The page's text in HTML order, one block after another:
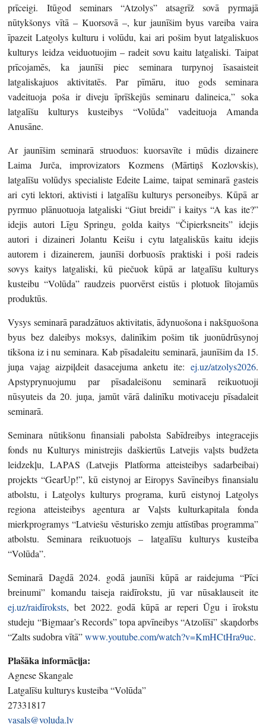
prīceigi. Itūgod seminars “Atzolys” atsagrīž sovā pyrmajā
nūtykšonys vītā – Kuorsovā –, kur jaunīšim byus vareiba vaira
īpazeit Latgolys kulturu i volūdu, kai ari pošim byut latgaliskuos
kulturys leidza veiduotuojim – radeit sovu kaitu latgaliski. Taipat
prīcojamēs, ka jaunīši piec seminara turpynoj īsasaisteit
latgaliskajuos aktivitatēs. Par pīmāru, ituo gods seminara
vadeituoja poša ir diveju īprīškejūs seminaru dalineica,” soka
latgalīšu kulturys kusteibys “Volūda” vadeituoja Amanda
Anusāne.
Ar jaunīšim seminarā struoduos: kuorsavīte i mūdis dizainere
Laima Jurča, improvizators Kozmens (Mārtiņš Kozlovskis),
latgalīšu volūdys specialiste Edeite Laime, taipat seminarā gasteis
ari cyti lektori, aktivisti i latgalīšu kulturys personeibys. Kūpā ar
pyrmuo plānuotuoja latgaliski “Giut breidi” i kaitys “A kas ite?”
idejis autori Līgu Springu, golda kaitys “Čipierksneits” idejis
autori i dizaineri Jolantu Keišu i cytu latgaliskūs kaitu idejis
autorem i dizainerem, jaunīši dorbuosīs praktiski i poši radeis
sovys kaitys latgaliski, kū piečuok kūpā ar latgalīšu kulturys
kusteibu “Volūda” raudzeis puorvērst eistūs i plotuok lītojamūs
produktūs.
Vysys seminarā paradzātuos aktivitatis, ādynuošona i nakšņuošona
byus bez daleibys moksys, dalinīkim pošim tik juonūdrūsynoj
tikšona iz i nu seminara. Kab pīsadaleitu seminarā, jaunīšim da 15.
juņa vajag aizpiļdeit dasacejuma anketu ite: ej.uz/atzolys2026.
Apstyprynuojumu par pīsadaleišonu seminarā reikuotuoji
nūsyuteis da 20. juņa, jamūt vārā dalinīku motivaceju pīsadaleit
seminarā.
Seminara nūtikšonu finansiali pabolsta Sabīdreibys integracejis
fonds nu Kulturys ministrejis daškiertūs Latvejis vaļsts budžeta
leidzekļu, LAPAS (Latvejis Platforma atteisteibys sadarbeibai)
projekts “GearUp!”, kū eistynoj ar Eiropys Savīneibys finansialu
atbolstu, i Latgolys kulturys programa, kurū eistynoj Latgolys
regiona atteisteibys agentura ar Vaļsts kulturkapitala fonda
mierkprogramys “Latviešu vēsturisko zemju attīstības programma”
atbolstu. Seminara reikuotuojs – latgalīšu kulturys kusteiba
“Volūda”.
Seminarā Dagdā 2024. godā jaunīši kūpā ar raidejuma “Pīci
breinumi” komandu taiseja raidīrokstu, jū var nūsaklauseit ite
ej.uz/raidīroksts, bet 2022. godā kūpā ar reperi Ūgu i īrokstu
studeju “Bigmaar’s Records” topa apvīneibys “Atzolīši” skaņdorbs
“Zalts sudobra vītā”www.youtube.com/watch?v=KmHCtHra9uc.
Plašāka informācija:
Agnese Skangale
Latgalīšu kulturys kusteiba “Volūda”
27331817
vasals@voluda.lv